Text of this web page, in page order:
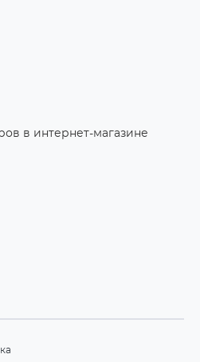
в интернет-магазине